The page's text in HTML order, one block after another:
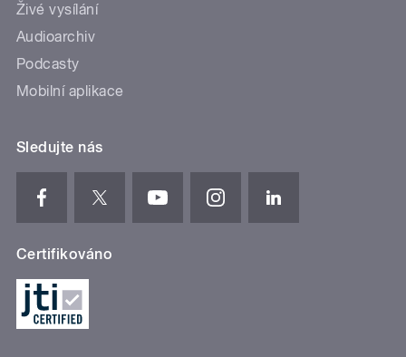
Živé vysílání
Audioarchiv
Podcasty
Mobilní aplikace
Sledujte nás
Certifikováno